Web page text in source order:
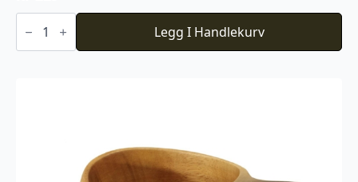
Tretallerken
dyp Legg I Handlekurv